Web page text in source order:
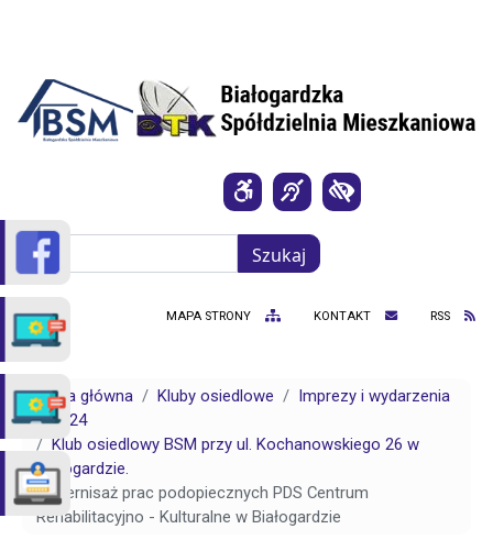
Szukaj
Szukaj
MAPA STRONY KONTAKT RSS
Strona główna Kluby osiedlowe
Imprezy i wydarzenia
2024
Klub osiedlowy BSM przy ul. Kochanowskiego 26 w
Białogardzie.
Wernisaż prac podopiecznych PDS Centrum
Rehabilitacyjno - Kulturalne w Białogardzie